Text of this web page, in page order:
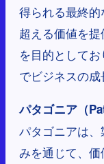
得られる最終
超える価値を
を目的として
でビジネスの成
パタゴニア（
パタゴニアは
みを通じて、